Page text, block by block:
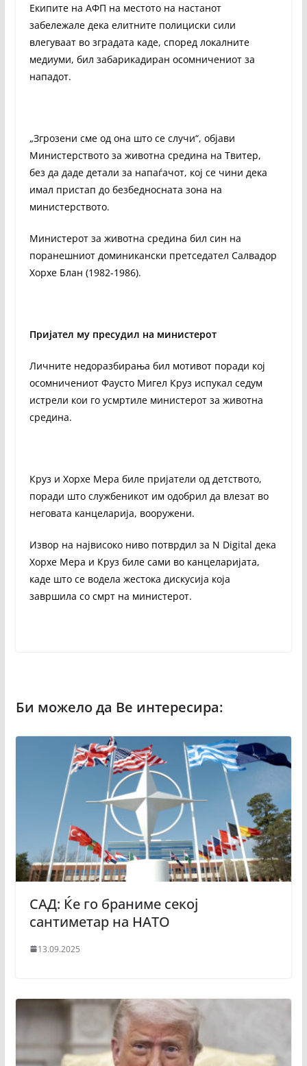
Екипите на АФП на местото на настанот
забележале дека елитните полициски сили
влегуваат во зградата каде, според локалните
медиуми, бил забарикадиран осомничениот за
нападот.
„Згрозени сме од она што се случи“, објави
Министерството за животна средина на Твитер,
без да даде детали за напаѓачот, кој се чини дека
имал пристап до безбедносната зона на
министерството.
Министерот за животна средина бил син на
поранешниот доминикански претседател Салвадор
Хорхе Блан (1982-1986).
Пријател му пресудил на министерот
Личните недоразбирања бил мотивот поради кој
осомничениот Фаусто Мигел Круз испукал седум
истрели кои го усмртиле министерот за животна
средина.
Круз и Хорхе Мера биле пријатели од детството,
поради што службеникот им одобрил да влезат во
неговата канцеларија, вооружени.
Извор на највисоко ниво потврдил за N Digital дека
Хорхе Мера и Круз биле сами во канцеларијата,
каде што се водела жестока дискусија која
завршила со смрт на министерот.
САД: Ќе го браниме секој
сантиметар на НАТО
13.09.2025